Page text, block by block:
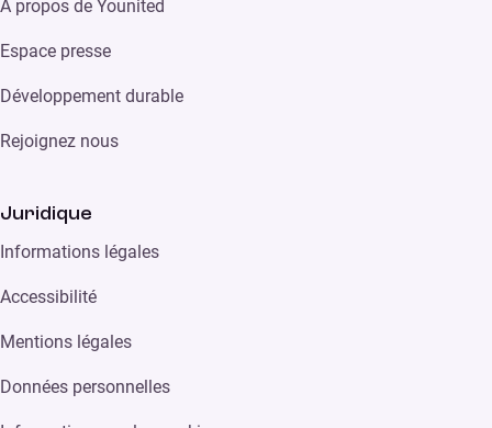
À propos de Younited
Espace presse
Développement durable
Rejoignez nous
Juridique
Informations légales
Accessibilité
Mentions légales
Données personnelles